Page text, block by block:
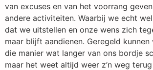
van excuses en van het voorrang
andere activiteiten. Waarbij we echt
dat we uitstellen en onze wens zich
maar blijft aandienen. Geregeld kunnen
die manier wat langer van ons bordje
maar het weet altijd weer z’n weg